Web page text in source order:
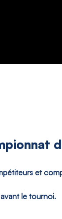
et
le tournoi.